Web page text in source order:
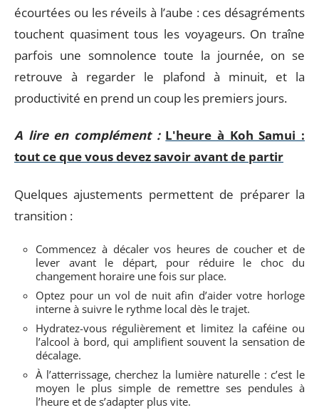
écourtées ou les réveils à l’aube : ces désagréments
touchent quasiment tous les voyageurs. On traîne
parfois une somnolence toute la journée, on se
retrouve à regarder le plafond à minuit, et la
productivité en prend un coup les premiers jours.
A lire en complément : L'heure à Koh Samui :
tout ce que vous devez savoir avant de partir
Quelques ajustements permettent de préparer la
transition :
Commencez à décaler vos heures de coucher et de
lever avant le départ, pour réduire le choc du
changement horaire une fois sur place.
Optez pour un vol de nuit afin d’aider votre horloge
interne à suivre le rythme local dès le trajet.
Hydratez-vous régulièrement et limitez la caféine ou
l’alcool à bord, qui amplifient souvent la sensation de
décalage.
À l’atterrissage, cherchez la lumière naturelle : c’est le
moyen le plus simple de remettre ses pendules à
l’heure et de s’adapter plus vite.